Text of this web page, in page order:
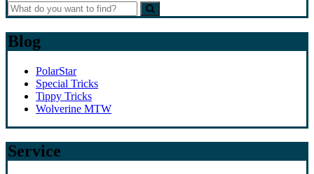
Blog
PolarStar
Special Tricks
Tippy Tricks
Wolverine MTW
Service